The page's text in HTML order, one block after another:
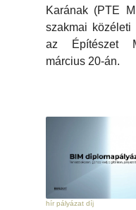
Karának (PTE
szakmai közéleti
az Építészet
március 20-án.
hír pályázat díj